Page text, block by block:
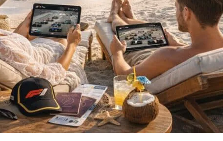
Portal
rund